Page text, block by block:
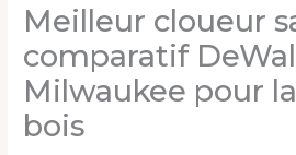
Meilleur cloueur
comparatif
Milwaukee pour
bois